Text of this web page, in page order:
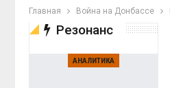
Главная Война на Донбассе
Резонанс
АНАЛИТИКА